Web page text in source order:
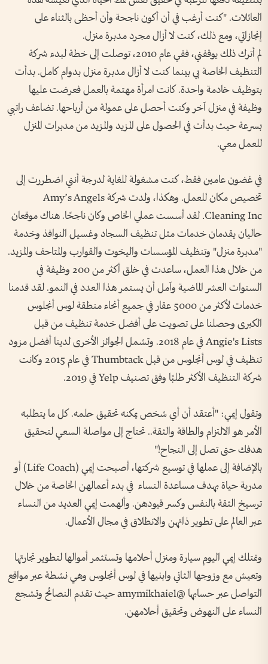
العائلات. "كنت أرغب في أن أكون ناجحة وأن أحظى بالثناء على
إنجازاتي، ومع ذلك، كنت لا أزال مجرد مدبرة منزل.
لم أترك ذلك يوقفني، ففي عام 2010، توصلت إلى خطة لبدء شركة
التنظيف الخاصة بي بينما كنت لا أزال مدبرة منزل بدوام كامل. بدأت
بتوظيف خادمة واحدة. كانت امرأة مهتمة بالعمل فعرضت عليها
وظيفة في منزل آخر وكنت أحصل على عمولة من أرباحها. تضاعف راتبي
بسرعة حيث بدأت في الحصول على المزيد والمزيد من مدبرات المنزل
للعمل معي.
في غضون عامين فقط، كنت مشغولة للغاية لدرجة أنني اضطررت إلى
تخصيص مكان للعمل. وهكذا، ولدت شركة Amy’s Angels
Cleaning Inc. لقد أسست عملي الخاص وكان ناجحًا. هناك موقعان
حاليان يقدمان خدمات مثل تنظيف السجاد وغسيل النوافذ وخدمة
"مدبرة منزل" وتنظيف المؤسسات واليخوت والقوارب والمتاحف والمزيد.
من خلال هذا العمل، ساعدت في خلق أكثر من 200 وظيفة في
السنوات العشر الماضية وآمل أن يستمر هذا العدد في النمو. لقد قدمنا
خدمات لأكثر من 5000 عقار في جميع أنحاء منطقة لوس أنجلوس
الكبرى وحصلنا على تصويت على أفضل خدمة تنظيف من قبل
Angie's Lists في عام 2018. وتشمل الجوائز الأخرى لدينا أفضل مزود
تنظيف في لوس أنجلوس من قبل Thumbtack في عام 2015 وكانت
شركة التنظيف الأكثر طلبًا وفق تصنيف Yelp في 2019.
وتقول إيمي: "أعتقد أن أي شخص يمكنه تحقيق حلمه. كل ما يتطلبه
الأمر هو الالتزام والطاقة والثقة.. تحتاج إلى مواصلة السعي لتحقيق
هدفك حتى تصل إلى النجاح!"
بالإضافة إلى عملها في توسيع شركتها، أصبحت إيمي (Life Coach) أو
مدربة حياة بهدف مساعدة النساء في بدء أعمالهن الخاصة من خلال
ترسيخ الثقة بالنفس وكسر قيودهن. وألهمت إيمي العديد من النساء
عبر العالم على تطوير ذاتهن والانطلاق في مجال الأعمال.
وتمتلك إيمي اليوم سيارة ومنزل أحلامها وتستثمر أموالها لتطوير تجارتها
وتعيش مع وزوجها الثاني وابنيها في لوس أنجلوس وهي نشطة عبر مواقع
التواصل عبر حسابها @amymikhaiel حيث تقدم النصائح وتشجع
النساء على النهوض وتحقيق أحلامهن.